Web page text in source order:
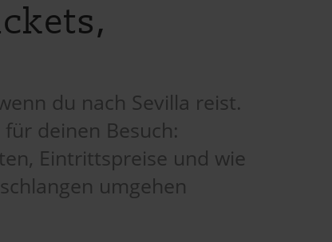
du nach Sevilla reist.
deinen Besuch:
Eintrittspreise und wie
umgehen